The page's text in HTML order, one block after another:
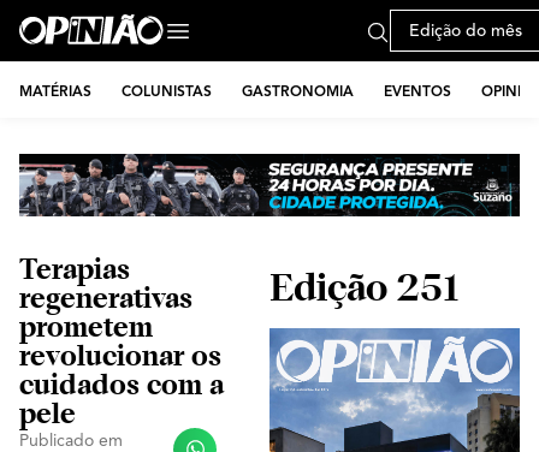
Edição do mês
MATÉRIAS COLUNISTAS GASTRONOMIA EVENTOS
Terapias
regenerativas
prometem
revolucionar os
cuidados com a
pele
Publicado em
Edição 251